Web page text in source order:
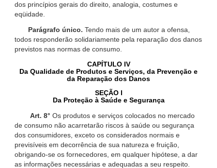
dos princípios gerais do direito, analogia, costumes e
eqüidade.
Parágrafo único. Tendo mais de um autor a ofensa,
todos responderão solidariamente pela reparação dos danos
previstos nas normas de consumo.
CAPÍTULO IV
Da Qualidade de Produtos e Serviços, da Prevenção e
da Reparação dos Danos
SEÇÃO I
Da Proteção à Saúde e Segurança
Art. 8° Os produtos e serviços colocados no mercado
de consumo não acarretarão riscos à saúde ou segurança
dos consumidores, exceto os considerados normais e
previsíveis em decorrência de sua natureza e fruição,
obrigando-se os fornecedores, em qualquer hipótese, a dar
as informações necessárias e adequadas a seu respeito.